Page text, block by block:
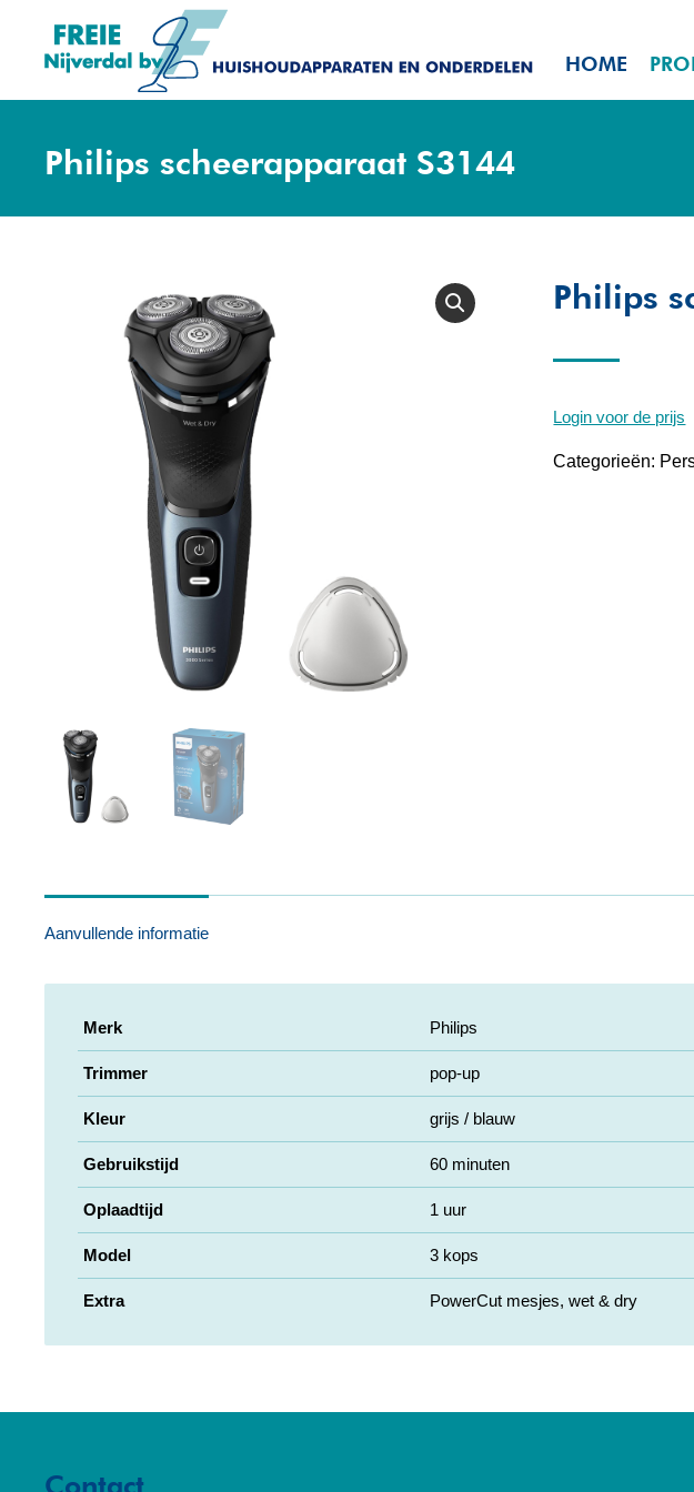
HOME
Philips scheerapparaat S3144
Philips
Login voor de prijs
Categorieën:
Aanvullende informatie
Merk Philips
Trimmer pop-up
Kleur grijs / blauw
Gebruikstijd 60 minuten
Oplaadtijd 1 uur
Model 3 kops
Extra PowerCut mesjes, wet & dry
Contact